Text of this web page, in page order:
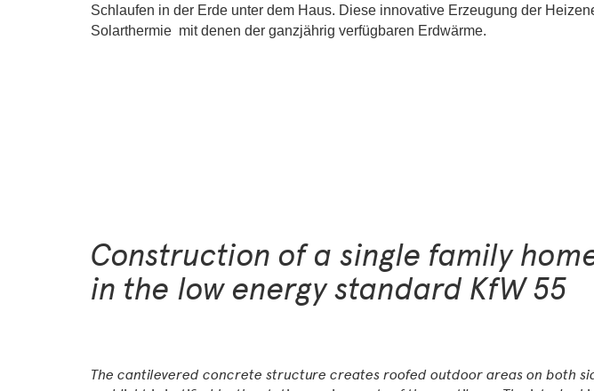
Schlaufen in der Erde unter dem Haus. Diese innovative Erzeugung der
Solarthermie mit denen der ganzjährig verfügbaren Erdwärme.
Construction of a single family
in the low energy standard KfW 55
The cantilevered concrete structure creates roofed outdoor areas on both